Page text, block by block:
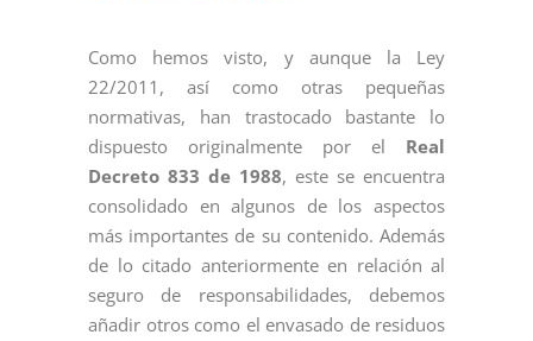
Como hemos visto, y aunque la Ley
22/2011, así como otras pequeñas
normativas, han trastocado bastante lo
dispuesto originalmente por el Real
Decreto 833 de 1988, este se encuentra
consolidado en algunos de los aspectos
más importantes de su contenido. Además
de lo citado anteriormente en relación al
seguro de responsabilidades, debemos
añadir otros como el envasado de residuos